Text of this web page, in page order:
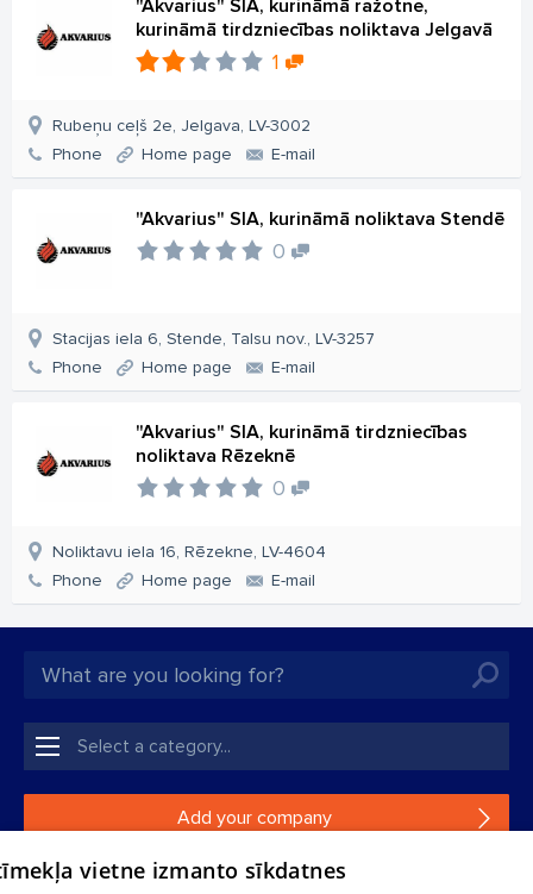
"Akvarius" SIA, kurināmā ražotne,
kurināmā tirdzniecības noliktava Jelgavā
1
Rubeņu ceļš 2e, Jelgava, LV-3002
Phone
Home page E-mail
"Akvarius" SIA, kurināmā noliktava Stendē
0
Stacijas iela 6, Stende, Talsu nov., LV-3257
Phone
Home page E-mail
"Akvarius" SIA, kurināmā tirdzniecības
noliktava Rēzeknē
0
Noliktavu iela 16, Rēzekne, LV-4604
Phone
Home page E-mail
Add your company
If your company is not in our database, please fill in a
vietne izmanto sīkdatnes